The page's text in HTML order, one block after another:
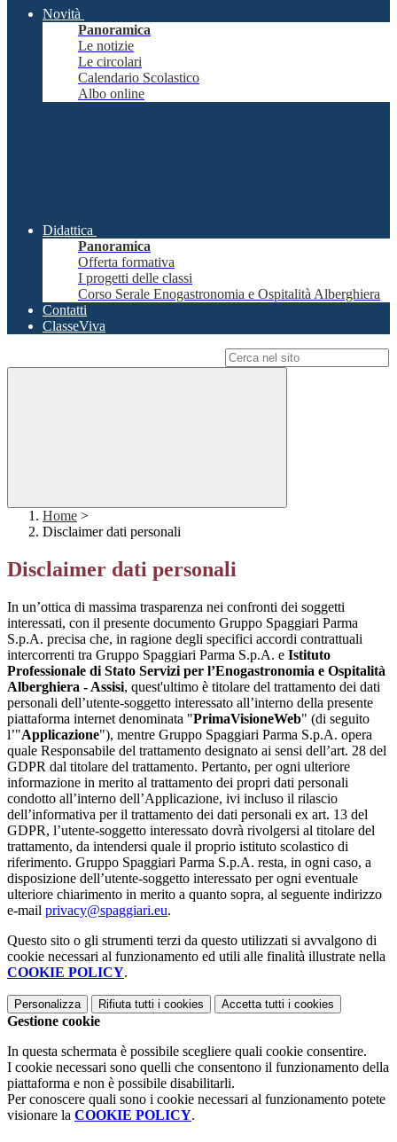
Novità
Panoramica
Le notizie
Le circolari
Calendario Scolastico
Albo online
Didattica
Panoramica
Offerta formativa
I progetti delle classi
Corso Serale Enogastronomia e Ospitalità Alberghiera
Contatti
ClasseViva
Home >
Disclaimer dati personali
Disclaimer dati personali
In un’ottica di massima trasparenza nei confronti dei soggetti
interessati, con il presente documento Gruppo Spaggiari Parma
S.p.A. precisa che, in ragione degli specifici accordi contrattuali
intercorrenti tra Gruppo Spaggiari Parma S.p.A. e Istituto
Professionale di Stato Servizi per l’Enogastronomia e Ospitalità
Alberghiera - Assisi, quest'ultimo è titolare del trattamento dei dati
personali dell’utente-soggetto interessato all’interno della presente
piattaforma internet denominata "PrimaVisioneWeb" (di seguito
l’"Applicazione"), mentre Gruppo Spaggiari Parma S.p.A. opera
quale Responsabile del trattamento designato ai sensi dell’art. 28 del
GDPR dal titolare del trattamento. Pertanto, per ogni ulteriore
informazione in merito al trattamento dei propri dati personali
condotto all’interno dell’Applicazione, ivi incluso il rilascio
dell’informativa per il trattamento dei dati personali ex art. 13 del
GDPR, l’utente-soggetto interessato dovrà rivolgersi al titolare del
trattamento, da intendersi quale il proprio istituto scolastico di
riferimento. Gruppo Spaggiari Parma S.p.A. resta, in ogni caso, a
disposizione dell’utente-soggetto interessato per ogni eventuale
ulteriore chiarimento in merito a quanto sopra, al seguente indirizzo
e-mail privacy@spaggiari.eu.
Questo sito o gli strumenti terzi da questo utilizzati si avvalgono di
cookie necessari al funzionamento ed utili alle finalità illustrate nella
COOKIE POLICY.
Personalizza Rifiuta tutti i cookies Accetta tutti i cookies
Gestione cookie
In questa schermata è possibile scegliere quali cookie consentire.
I cookie necessari sono quelli che consentono il funzionamento della
piattaforma e non è possibile disabilitarli.
Per conoscere quali sono i cookie necessari al funzionamento potete
visionare la COOKIE POLICY.